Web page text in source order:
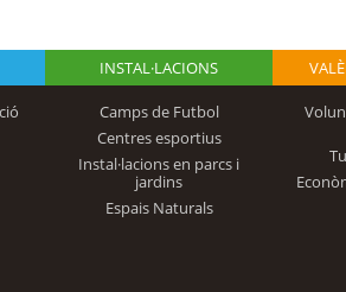
INSTAL·LACIONS
Camps de Futbol
Centres esportius
Instal·lacions en parcs i
jardins
Espais Naturals